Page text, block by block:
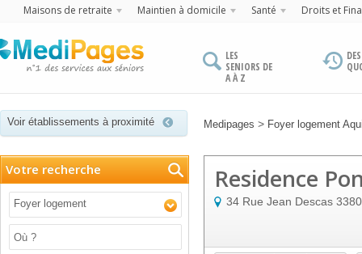
Maisons de retraite Maintien à domicile Santé Droits et
LES
SENIORS DE
A À Z
Voir établissements à proximité Medipages > Foyer logement
Votre recherche
Foyer logement
Residence
34 Rue Jean Descas